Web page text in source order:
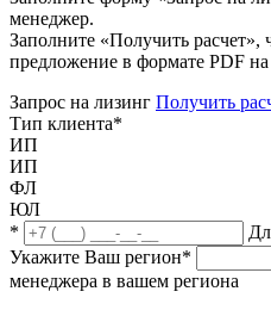
менеджер.
Заполните «Получить расчет»,
предложение в формате PDF
Запрос на лизинг Получить
Тип клиента*
ИП
ИП
ФЛ
ЮЛ
*
Укажите Ваш регион*
менеджера в вашем региона